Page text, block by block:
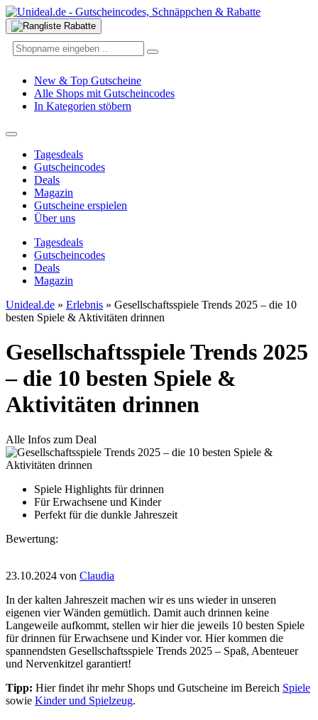
New & Top Gutscheine
Alle Shops mit Gutscheincodes
In Kategorien stöbern
Tagesdeals
Gutscheincodes
Deals
Magazin
Gutscheine erspielen
Über uns
Tagesdeals
Gutscheincodes
Deals
Magazin
Unideal.de » Erlebnis » Gesellschaftsspiele Trends 2025 – die 10
besten Spiele & Aktivitäten drinnen
Gesellschaftsspiele Trends 2025
– die 10 besten Spiele &
Aktivitäten drinnen
Alle Infos zum Deal
Spiele Highlights für drinnen
Für Erwachsene und Kinder
Perfekt für die dunkle Jahreszeit
Bewertung:
23.10.2024 von Claudia
In der kalten Jahreszeit machen wir es uns wieder in unseren
eigenen vier Wänden gemütlich. Damit auch drinnen keine
Langeweile aufkommt, stellen wir hier die jeweils 10 besten Spiele
für drinnen für Erwachsene und Kinder vor. Hier kommen die
spannendsten Gesellschaftsspiele Trends 2025 – Spaß, Abenteuer
und Nervenkitzel garantiert!
Tipp: Hier findet ihr mehr Shops und Gutscheine im Bereich Spiele
sowie Kinder und Spielzeug.